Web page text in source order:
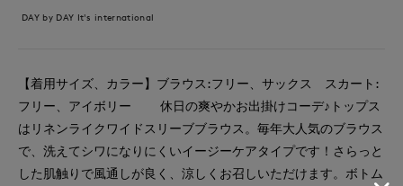
DAY by DAY It's international
【着用サイズ、カラー】ブラウス:フリー、サックス スカート:
フリー、アイボリー 休日の爽やかお出掛けコーデ♪トップス
はリネンライクワイドスリーブブラウス。毎年大人気のブラウス
で、洗えてシワになりにくいイージーケアタイプです！さらっと
した肌触りで風通しが良く、涼しくお召しいただけます。ボトム